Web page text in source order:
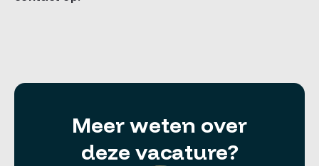
Meer weten over
deze vacature?